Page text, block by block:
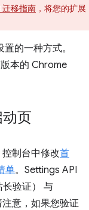
移指南 ，将您的扩展
的一种方式。
本的 Chrome
页
制台中修改首
单。Settings API
长验证） 与
意，如果您验证